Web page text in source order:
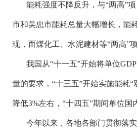
能耗强度不降反升，与“两高”
市和吴忠市能耗总量大幅增长，能
现，而煤化工、水泥建材等“两高”
我国从“十一五”开始将单位
量的要求，“十三五”开始实施能耗
降低3%左右，“十四五”期间单位
今年以来，各地各部门贯彻落